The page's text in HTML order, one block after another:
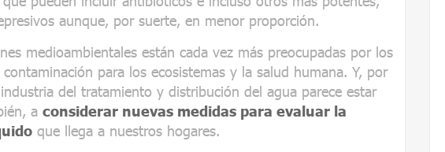
aunque, por suerte, en menor proporción.
medioambientales están cada vez más preocupadas por los
para los ecosistemas y la salud humana. Y, por
del tratamiento y distribución del agua parece estar
a considerar nuevas medidas para evaluar la
que llega a nuestros hogares.